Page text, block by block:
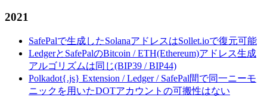
2021
SafePalで生成したSolanaアドレスはSollet.ioで復元可能
LedgerとSafePalのBitcoin / ETH(Ethereum)アドレス生成
アルゴリズムは同じ(BIP39 / BIP44)
Polkadot{.js} Extension / Ledger / SafePal間で同一ニーモ
ニックを用いたDOTアカウントの可搬性はない